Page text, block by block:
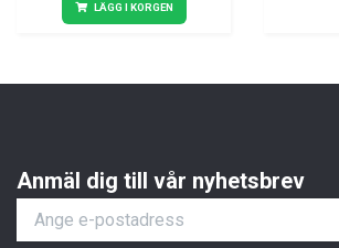
LÄGG I KORGEN
Anmäl dig till vår nyhetsbrev